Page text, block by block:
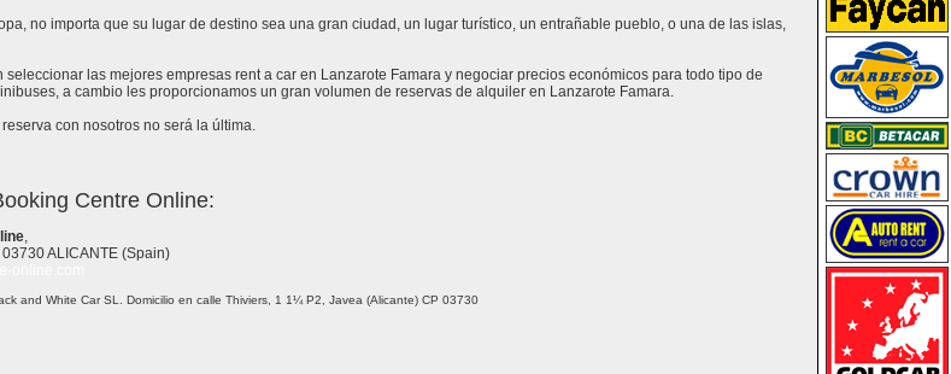
no importa que su lugar de destino sea una gran ciudad, un lugar turístico, un entrañable pueblo, o una de las islas,
las mejores empresas rent a car en Lanzarote Famara y negociar precios económicos para todo tipo de
a cambio les proporcionamos un gran volumen de reservas de alquiler en Lanzarote Famara.
con nosotros no será la última.
Centre Online:
,
ALICANTE (Spain)
and White Car SL. Domicilio en calle Thiviers, 1 1¼ P2, Javea (Alicante) CP 03730